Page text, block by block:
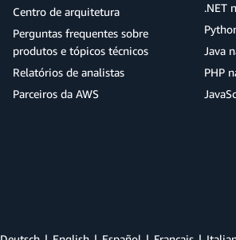
Centro de arquitetura
Perguntas frequentes sobre
produtos e tópicos técnicos
Relatórios de analistas
Parceiros da AWS
.NET
Java
PHP